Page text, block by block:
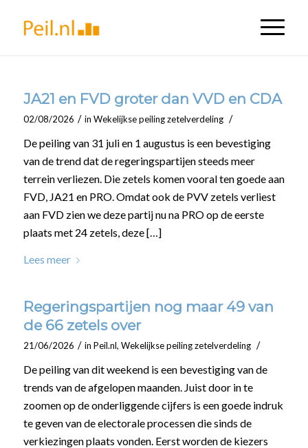
JA21 en FVD groter dan VVD en CDA
02/08/2026 / in Wekelijkse peiling zetelverdeling /
De peiling van 31 juli en 1 augustus is een bevestiging
van de trend dat de regeringspartijen steeds meer
terrein verliezen. Die zetels komen vooral ten goede aan
FVD, JA21 en PRO. Omdat ook de PVV zetels verliest
aan FVD zien we deze partij nu na PRO op de eerste
plaats met 24 zetels, deze […]
Lees meer
Regeringspartijen nog maar 49 van
de 66 zetels over
21/06/2026 / in Peil.nl, Wekelijkse peiling zetelverdeling /
De peiling van dit weekend is een bevestiging van de
trends van de afgelopen maanden. Juist door in te
zoomen op de onderliggende cijfers is een goede indruk
te geven van de electorale processen die sinds de
verkiezingen plaats vonden. Eerst worden de kiezers